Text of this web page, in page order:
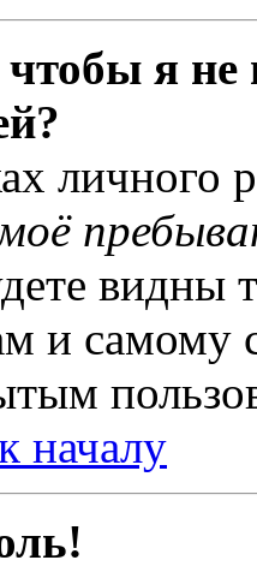
я
личного
видны
и самому
началу